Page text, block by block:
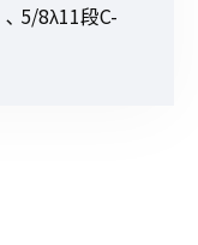
5/8λ11段C-